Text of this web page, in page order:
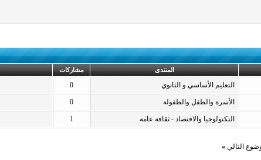
المنتدى مشاركات
التعليم الأساسي و الثانوي 0
الأسرة والطفل والطفولة 0
التكنولوجيا والاقتصاد - ثقافة عامة 1
التالي »